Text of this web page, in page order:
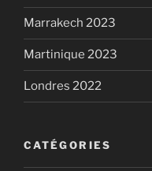
Marrakech 2023
Martinique 2023
Londres 2022
CATÉGORIES